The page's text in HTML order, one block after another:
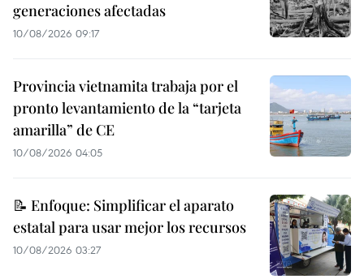
generaciones afectadas
10/08/2026 09:17
Provincia vietnamita trabaja por el
pronto levantamiento de la “tarjeta
amarilla” de CE
10/08/2026 04:05
📝 Enfoque: Simplificar el aparato
estatal para usar mejor los recursos
10/08/2026 03:27